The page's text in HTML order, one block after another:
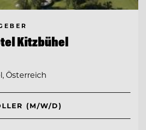
Kitzbühel
Österreich
(M/W/D)